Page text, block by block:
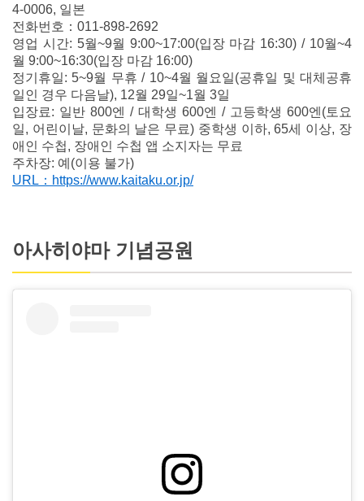
4-0006, 일본
전화번호：011-898-2692
영업 시간: 5월~9월 9:00~17:00(입장 마감 16:30) / 10월~4
월 9:00~16:30(입장 마감 16:00)
정기휴일: 5~9월 무휴 / 10~4월 월요일(공휴일 및 대체공휴
일인 경우 다음날), 12월 29일~1월 3일
입장료: 일반 800엔 / 대학생 600엔 / 고등학생 600엔(토요
일, 어린이날, 문화의 날은 무료) 중학생 이하, 65세 이상, 장
애인 수첩, 장애인 수첩 앱 소지자는 무료
주차장: 예(이용 불가)
URL：https://www.kaitaku.or.jp/
아사히야마 기념공원